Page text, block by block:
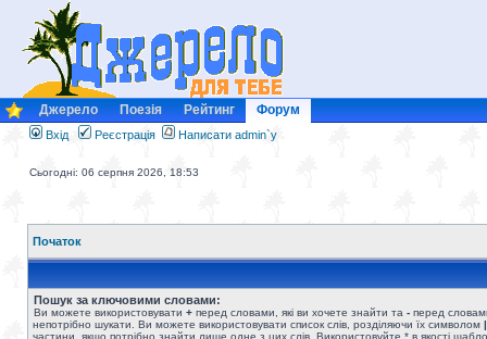
Джерело Поезія Рейтинг Форум
Вхід Реєстрація Написати admin`у
Сьогодні: 06 серпня 2026, 18:53
Початок
Пошук за ключовими словами:
Ви можете використовувати + перед словами, які ви хочете знайти та - перед
непотрібно шукати. Ви можете використовувати список слів, розділяючи їх символом |
частини, якщо потрібно знайти лише одне з цих слів. Використовуйте * в якості